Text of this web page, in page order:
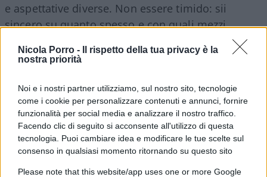
Nicola Porro -
Il rispetto della tua privacy è la
nostra priorità
Noi e i nostri partner utilizziamo, sul nostro sito, tecnologie
come i cookie per personalizzare contenuti e annunci, fornire
funzionalità per social media e analizzare il nostro traffico.
Facendo clic di seguito si acconsente all'utilizzo di questa
tecnologia. Puoi cambiare idea e modificare le tue scelte sul
consenso in qualsiasi momento ritornando su questo sito
Please note that this website/app uses one or more Google
e aspettative diverse. Non essere timido: sii
sincero su quanto spesso e con quali mezzi
finanze. Alcune persone preferiscono una
regolarmente, mentre altre potrebbero sentirsi più
a loro agio con un approccio meno strutturato e
più rilassato. Fai conoscere le tue preferenze
personali fin dall’inizio. Puoi anche avere un’idea
di come sarà la relazione valutando quanto il
consulente sia interessato a conoscere quali sono